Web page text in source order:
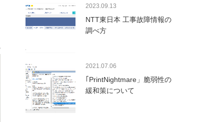
2023.09.13
NTT東日本 工事故障情報の
調べ方
2021.07.06
｢PrintNightmare」脆弱性の
緩和策について